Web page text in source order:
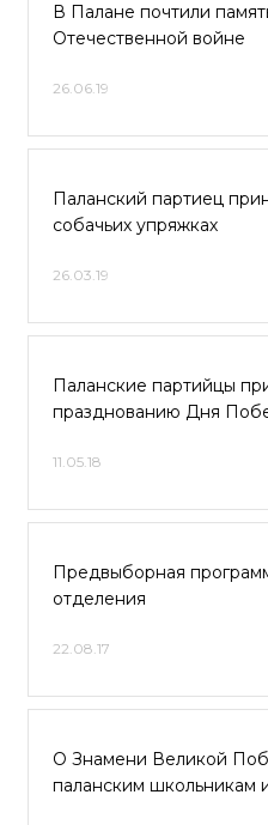
В Палане почтили
Отечественной войне
26.06.19
Паланский партиец
собачьих упряжках
26.03.19
Паланские партийцы
празднованию Дня
11.05.18
Предвыборная
отделения
22.08.17
О Знамени Великой
паланским школьникам